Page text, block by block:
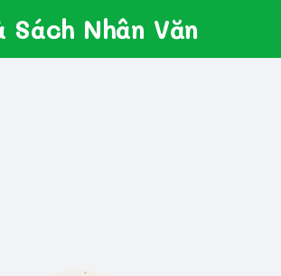
Sách Nhân Văn